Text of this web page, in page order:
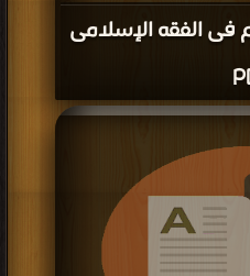
فى الفقه الإسلامى